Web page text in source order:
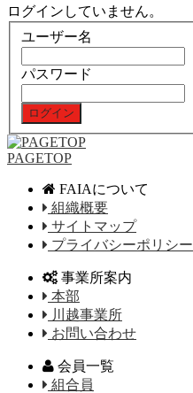
ログインしていません。
ユーザー名
パスワード
PAGETOP
FAIAについて
組織概要
サイトマップ
プライバシーポリシー
事業所案内
本部
川越事業所
お問い合わせ
会員一覧
組合員